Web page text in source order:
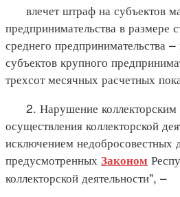
влечет штраф на субъектов
предпринимательства в размере
среднего предпринимательства
субъектов крупного
трехсот месячных расчетных
2. Нарушение коллекторским
осуществления коллекторской
исключением недобросовестных
предусмотренных Законом
коллекторской деятельности", –